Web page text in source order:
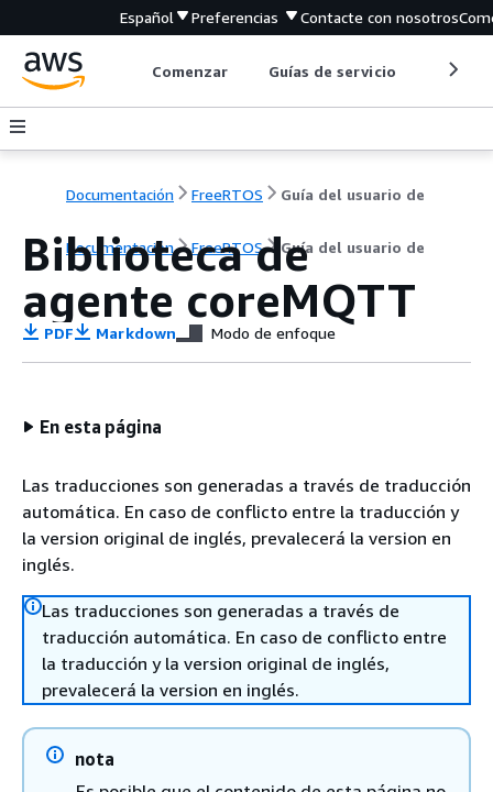
Español Preferencias Contacte con nosotros
Comenzar Guías de servicio
Documentación FreeRTOS Guía del usuario de
Documentación FreeRTOS Guía del usuario de
Biblioteca de
agente coreMQTT
PDF Markdown Modo de enfoque
En esta página
Las traducciones son generadas a través de traducción
automática. En caso de conflicto entre la traducción y
la version original de inglés, prevalecerá la version en
inglés.
Las traducciones son generadas a través de
traducción automática. En caso de conflicto entre
la traducción y la version original de inglés,
prevalecerá la version en inglés.
nota